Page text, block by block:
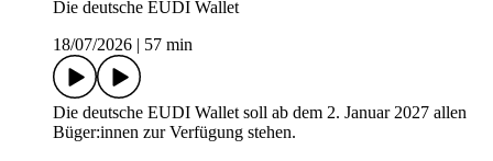
Die deutsche EUDI Wallet
18/07/2026
57 min
Die deutsche EUDI Wallet soll ab dem 2. Januar 2027 allen
Büger:innen zur Verfügung stehen.